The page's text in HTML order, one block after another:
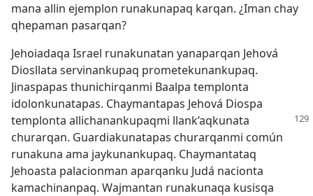
mana allin ejemplon runakunapaq karqan. ¿Iman chay
qhepaman pasarqan?
Jehoiadaqa Israel runakunatan yanaparqan Jehová
Diosllata servinankupaq prometekunankupaq.
Jinaspapas thunichirqanmi Baalpa templonta
idolonkunatapas. Chaymantapas Jehová Diospa
templonta allichanankupaqmi llank’aqkunata
churarqan. Guardiakunatapas churarqanmi común
runakuna ama jaykunankupaq. Chaymantataq
Jehoasta palacionman aparqanku Judá nacionta
kamachinanpaq. Wajmantan runakunaqa kusisqa